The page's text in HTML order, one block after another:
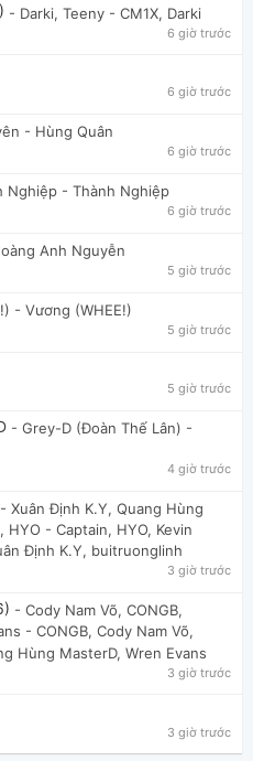
- Darki, Teeny - CM1X, Darki
6 giờ trước
6 giờ trước
- Hùng Quân
6 giờ trước
Nghiệp - Thành Nghiệp
6 giờ trước
Anh Nguyễn
5 giờ trước
- Vương (WHEE!)
5 giờ trước
5 giờ trước
- Grey-D (Đoàn Thế Lân) -
4 giờ trước
- Xuân Định K.Y, Quang Hùng
HYO - Captain, HYO, Kevin
Định K.Y, buitruonglinh
3 giờ trước
- Cody Nam Võ, CONGB,
- CONGB, Cody Nam Võ,
Hùng MasterD, Wren Evans
3 giờ trước
3 giờ trước